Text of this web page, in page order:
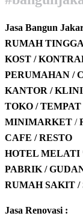
Jasa Bangun
RUMAH
KOST /
PERUMAHAN /
KANTOR /
TOKO /
MINIMARKET /
CAFE / RESTO
HOTEL MELATI
PABRIK /
RUMAH SAKIT /
Jasa Renovasi :